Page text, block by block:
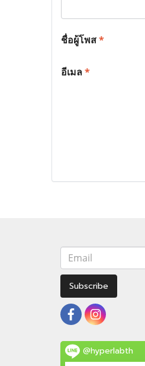
ชื่อผู้โพส*
อีเมล*
Subscribe
@hyperlabth